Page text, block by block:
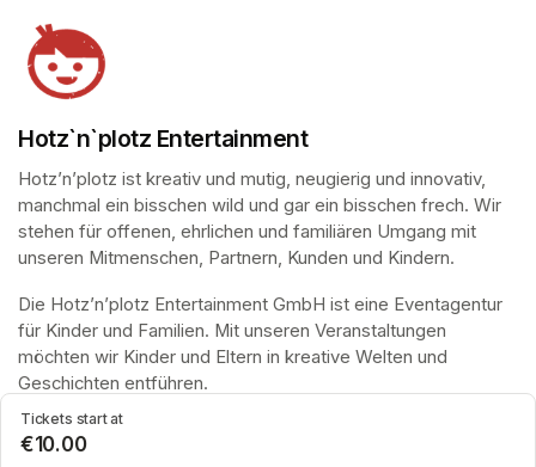
Tickets start at
€10.00
Hotz`n`plotz Entertainment
Hotz’n’plotz ist kreativ und mutig, neugierig und innovativ,
manchmal ein bisschen wild und gar ein bisschen frech. Wir
stehen für offenen, ehrlichen und familiären Umgang mit
unseren Mitmenschen, Partnern, Kunden und Kindern.
Die Hotz’n’plotz Entertainment GmbH ist eine Eventagentur
für Kinder und Familien. Mit unseren Veranstaltungen
möchten wir Kinder und Eltern in kreative Welten und
Geschichten entführen.